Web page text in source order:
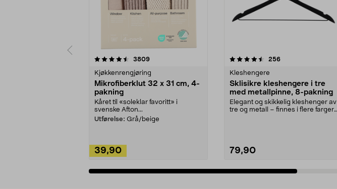
3809anmeldelser
Kjøkkenrengjøring
Mikrofiberklut 32 x 31 cm, 4-
pakning
Kåret til «soleklar favoritt» i
svenske Afton...
Utførelse: Grå/beige
39,90
4.5av 5 stjerner 256anmeldelser
Kleshengere
Sklisikre kleshengere i tre
med metallpinne, 8-pakning
Elegant og skikkelig kleshenger av
tre og metall – finnes i flere farger.
79,90
4.5av 5 stjerner